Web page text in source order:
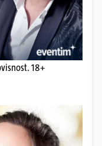
18+